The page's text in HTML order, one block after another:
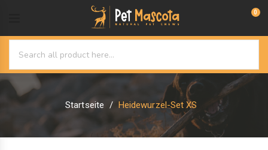
0
Startseite Heidewurzel-Set XS